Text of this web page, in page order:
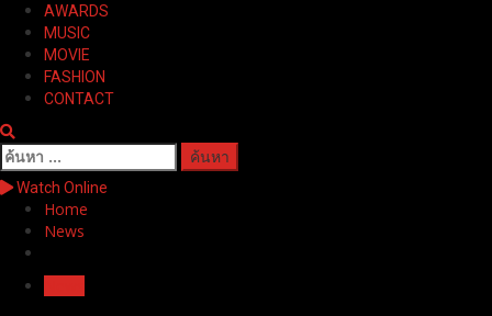
AWARDS
MUSIC
MOVIE
FASHION
CONTACT
ค้นหา
สำหรับ:
Watch Online
Home
News